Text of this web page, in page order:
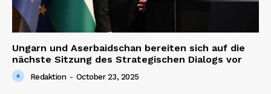
Ungarn und Aserbaidschan bereiten sich auf die
nächste Sitzung des Strategischen Dialogs vor
Redaktion - October 23, 2025